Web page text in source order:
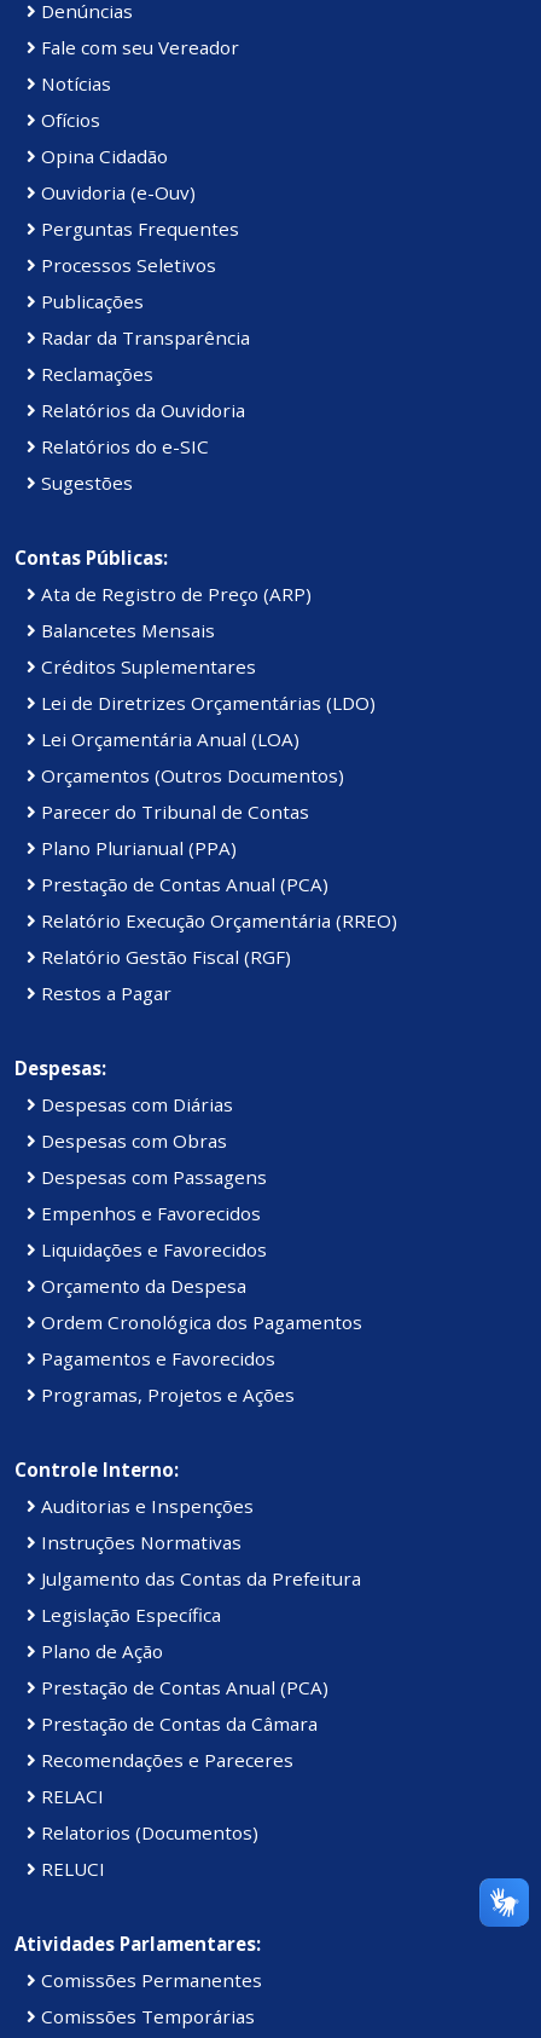
Denúncias
Fale com seu Vereador
Notícias
Ofícios
Opina Cidadão
Ouvidoria (e-Ouv)
Perguntas Frequentes
Processos Seletivos
Publicações
Radar da Transparência
Reclamações
Relatórios da Ouvidoria
Relatórios do e-SIC
Sugestões
Contas Públicas:
Ata de Registro de Preço (ARP)
Balancetes Mensais
Créditos Suplementares
Lei de Diretrizes Orçamentárias (LDO)
Lei Orçamentária Anual (LOA)
Orçamentos (Outros Documentos)
Parecer do Tribunal de Contas
Plano Plurianual (PPA)
Prestação de Contas Anual (PCA)
Relatório Execução Orçamentária (RREO)
Relatório Gestão Fiscal (RGF)
Restos a Pagar
Despesas:
Despesas com Diárias
Despesas com Obras
Despesas com Passagens
Empenhos e Favorecidos
Liquidações e Favorecidos
Orçamento da Despesa
Ordem Cronológica dos Pagamentos
Pagamentos e Favorecidos
Programas, Projetos e Ações
Controle Interno:
Auditorias e Inspenções
Instruções Normativas
Julgamento das Contas da Prefeitura
Legislação Específica
Plano de Ação
Prestação de Contas Anual (PCA)
Prestação de Contas da Câmara
Recomendações e Pareceres
RELACI
Relatorios (Documentos)
RELUCI
Atividades Parlamentares:
Comissões Permanentes
Comissões Temporárias